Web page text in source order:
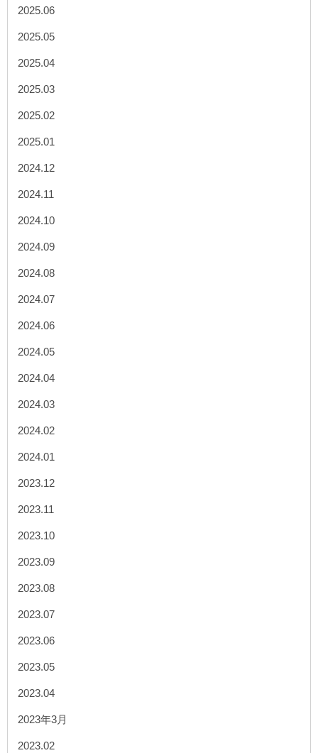
2025.06
2025.05
2025.04
2025.03
2025.02
2025.01
2024.12
2024.11
2024.10
2024.09
2024.08
2024.07
2024.06
2024.05
2024.04
2024.03
2024.02
2024.01
2023.12
2023.11
2023.10
2023.09
2023.08
2023.07
2023.06
2023.05
2023.04
2023年3月
2023.02